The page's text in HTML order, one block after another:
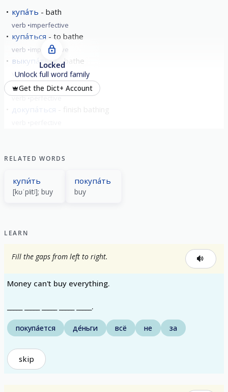
купа́ть bath
verb imperfective
купа́ться to bathe
verb imperfective
выкупа́ться bathe
verb imperfective
вы́купаться bathe
verb perfective
докупа́ться
Locked
Unlock full word family
Get the Dict+ Account
RELATED WORDS
купи́ть
[kʊˈpʲitʲ]; buy
покупа́ть
buy
LEARN
Fill the gaps from left to right.
Money can't buy everything.
_____ _____ _____ _____ _____.
покупа́ется де́ньги всё не за
skip